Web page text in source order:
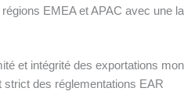
EMEA et APAC avec une
et intégrité des exportations
strict des réglementations EAR